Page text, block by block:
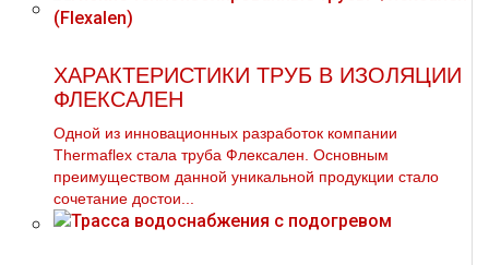
ХАРАКТЕРИСТИКИ ТРУБ В ИЗОЛЯЦИИ
ФЛЕКСАЛЕН
Одной из инновационных разработок компании
Thermaflex стала труба Флексален. Основным
преимуществом данной уникальной продукции стало
сочетание достои...